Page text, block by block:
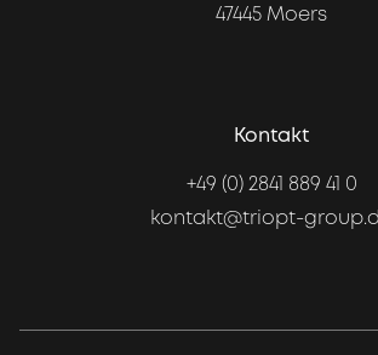
47445 Moers
Kontakt
+49 (0) 2841 889 41 0
kontakt@triopt-